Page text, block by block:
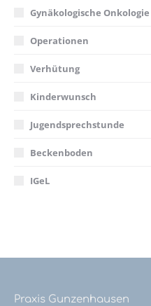
Gynäkologische Onkologie
Operationen
Verhütung
Kinderwunsch
Jugendsprechstunde
Beckenboden
IGeL
Praxis Gunzenhausen